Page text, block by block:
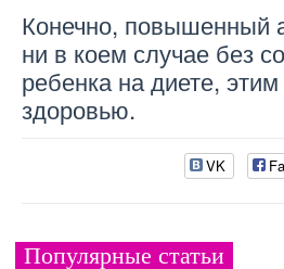
Конечно, повышенный
ни в коем случае без
ребенка на диете,
здоровью.
VK
Популярные статьи